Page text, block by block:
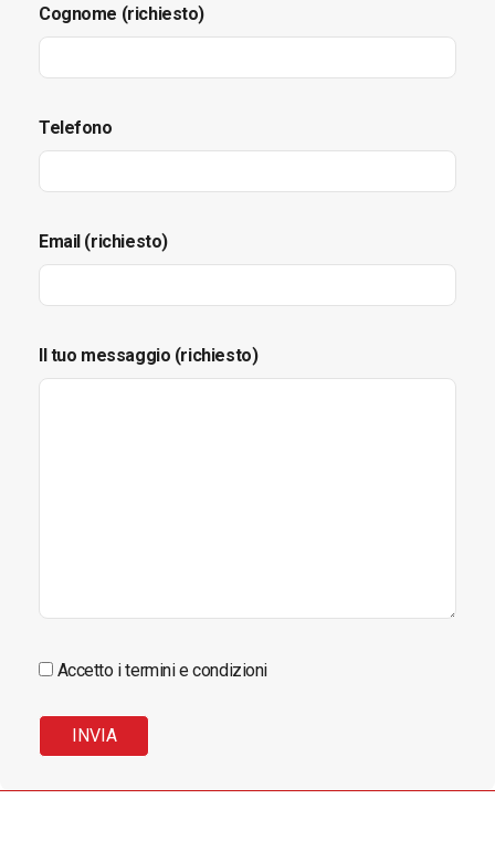
Cognome (richiesto)
Telefono
Email (richiesto)
Il tuo messaggio (richiesto)
Accetto i termini e condizioni